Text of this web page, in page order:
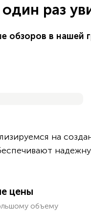
раз
обзоров в нашей
на
цены
объему